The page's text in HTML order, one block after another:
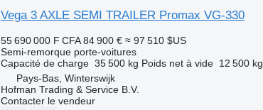
Vega 3 AXLE SEMI TRAILER Promax VG-330
55 690 000 F CFA 84 900 € ≈ 97 510 $US
Semi-remorque porte-voitures
Capacité de charge 35 500 kg Poids net à vide 12 500 kg
Pays-Bas, Winterswijk
Hofman Trading & Service B.V.
Contacter le vendeur